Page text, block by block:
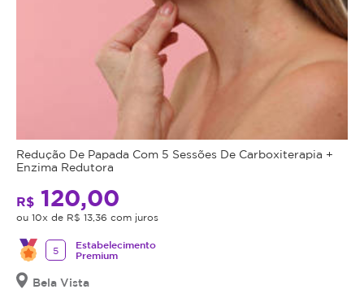
Redução De Papada Com 5 Sessões De Carboxiterapia +
Enzima Redutora
R$ 120,00
ou 10x de R$ 13,36 com juros
5
Estabelecimento
Premium
Bela Vista